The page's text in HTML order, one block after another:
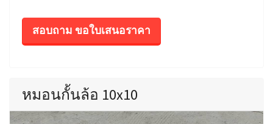
สอบถาม ขอใบเสนอราคา
หมอนกั้นล้อ 10x10